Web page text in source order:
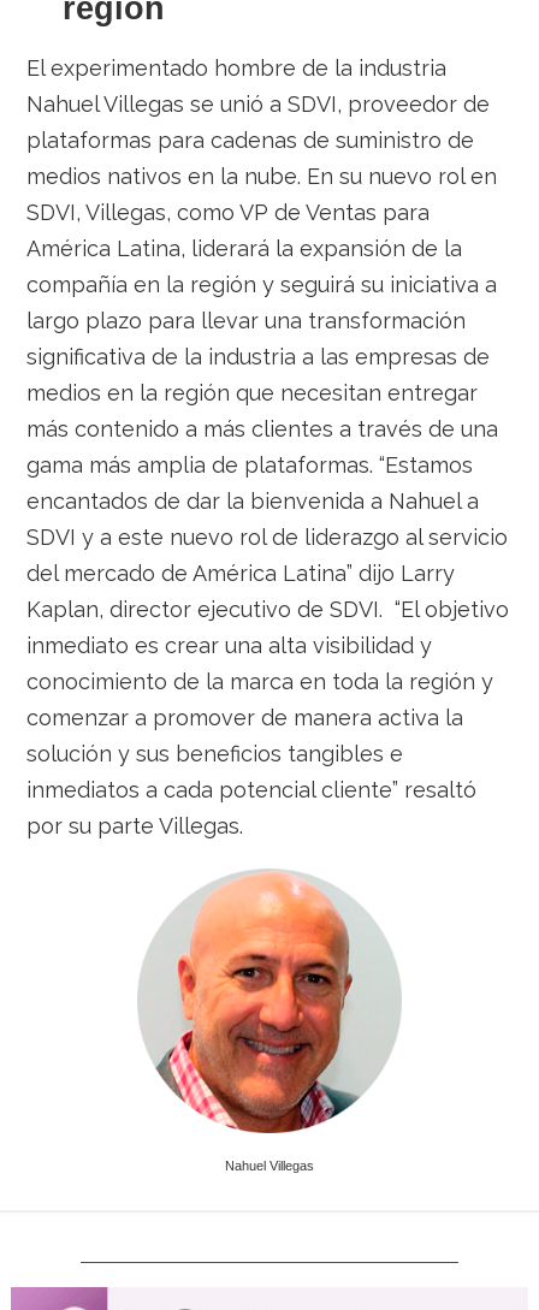
región
El experimentado hombre de la industria
Nahuel Villegas se unió a SDVI, proveedor de
plataformas para cadenas de suministro de
medios nativos en la nube. En su nuevo rol en
SDVI, Villegas, como VP de Ventas para
América Latina, liderará la expansión de la
compañía en la región y seguirá su iniciativa a
largo plazo para llevar una transformación
significativa de la industria a las empresas de
medios en la región que necesitan entregar
más contenido a más clientes a través de una
gama más amplia de plataformas. “Estamos
encantados de dar la bienvenida a Nahuel a
SDVI y a este nuevo rol de liderazgo al servicio
del mercado de América Latina” dijo Larry
Kaplan, director ejecutivo de SDVI. “El objetivo
inmediato es crear una alta visibilidad y
conocimiento de la marca en toda la región y
comenzar a promover de manera activa la
solución y sus beneficios tangibles e
inmediatos a cada potencial cliente” resaltó
por su parte Villegas.
Nahuel Villegas